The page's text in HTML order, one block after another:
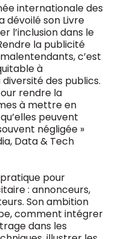
internationale des
dévoilé son Livre
l’inclusion dans le
la publicité
c’est
à
des publics.
rendre la
à mettre en
peuvent
négligée »
Data & Tech
pour
: annonceurs,
Son ambition
comment intégrer
dans les